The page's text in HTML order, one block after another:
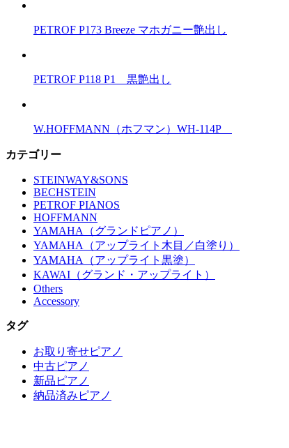
PETROF P173 Breeze マホガニー艶出し
PETROF P118 P1 黒艶出し
W.HOFFMANN（ホフマン）WH-114P
カテゴリー
STEINWAY&SONS
BECHSTEIN
PETROF PIANOS
HOFFMANN
YAMAHA（グランドピアノ）
YAMAHA（アップライト木目／白塗り）
YAMAHA（アップライト黒塗）
KAWAI（グランド・アップライト）
Others
Accessory
タグ
お取り寄せピアノ
中古ピアノ
新品ピアノ
納品済みピアノ